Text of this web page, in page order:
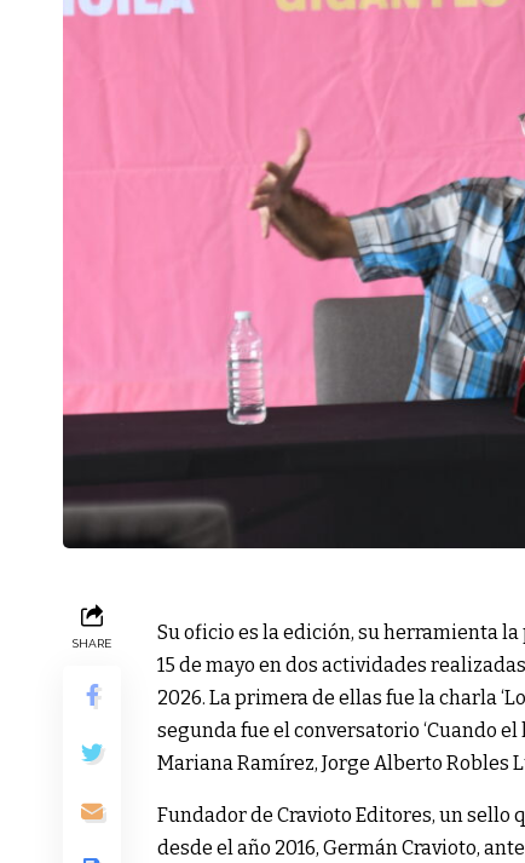
SHARE
Su oficio es la edición, su herramienta
15 de mayo en dos actividades
2026. La primera de ellas fue la charla
segunda fue el conversatorio ‘Cuando
Mariana Ramírez, Jorge Alberto Robles
Fundador de Cravioto Editores, un sello
desde el año 2016, Germán Cravioto,